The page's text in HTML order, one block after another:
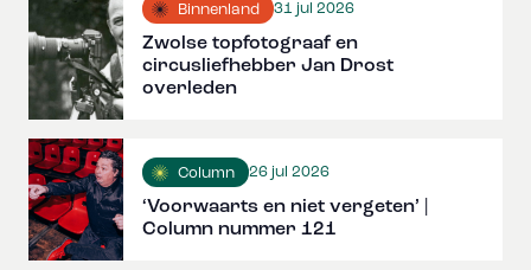
Binnenland 31 jul 2026
Zwolse topfotograaf en
circusliefhebber Jan Drost
overleden
Column 26 jul 2026
‘Voorwaarts en niet vergeten’ |
Column nummer 121